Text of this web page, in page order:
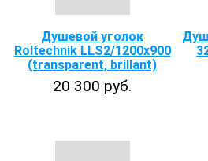
Душевой уголок
Roltechnik LLS2/1200x900
(transparent, brillant)
20 300 руб.